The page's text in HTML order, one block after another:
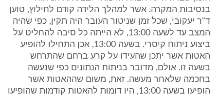
בנסיבות המקרה. אשר למהלך הלידה קודם לחילוץ, טוען
ד"ר יעקובי, שכל זמן שניטור העובר היה תקין, כפי שהיה
המצב עד לשעה 13:00, לא הייתה כל סיבה להחליט על
ביצוע ניתוח קיסרי. בשעה 13:00, אכן התחילו להופיע
האטות אשר יתכן שהעידו על קרע ברחם שהתרחש
בשעה זו. אולם, מדובר בניתוח הנתונים כפי שנעשה
בחכמה שלאחר מעשה. זאת, משום שההאטות אשר
הופיעו בשעה 13:00, היו דומות להאטות קודמות שהופיעו